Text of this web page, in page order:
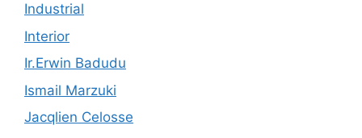
Industrial
Interior
Ir.Erwin Badudu
Ismail Marzuki
Jacqlien Celosse